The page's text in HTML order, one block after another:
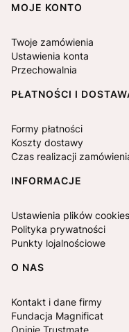
MOJE KONTO
Twoje zamówienia
Ustawienia konta
Przechowalnia
PŁATNOŚCI I
Formy płatności
Koszty dostawy
Czas realizacji
INFORMACJE
Ustawienia plików cookies
Polityka prywatności
Punkty lojalnościowe
O NAS
Kontakt i dane firmy
Fundacja Magnificat
Opinie Trustmate